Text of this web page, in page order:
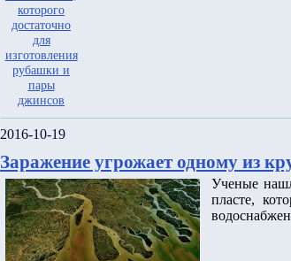
2016-10-19
Заражение угрожает одному из
Ученые
пласте,